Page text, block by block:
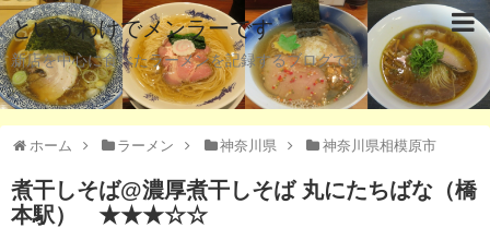
というわけでメンラーです
新店を中心に食べたラーメンを記録するブログです。
ホーム ラーメン 神奈川県 神奈川県相模原市
煮干しそば@濃厚煮干しそば 丸にたちばな（橋
本駅） ★★★☆☆